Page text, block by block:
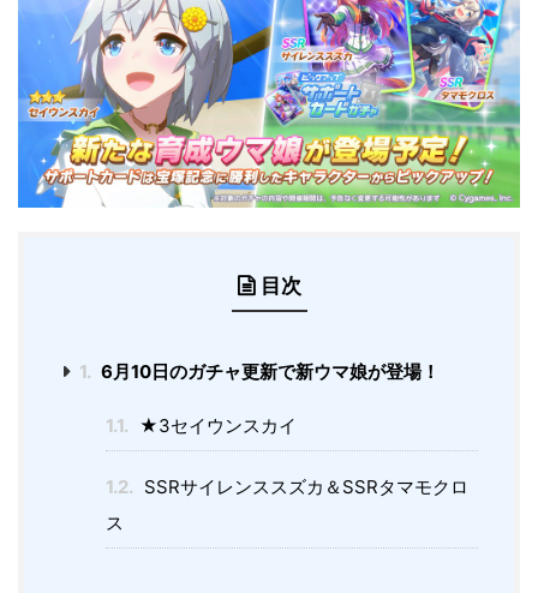
目次
1. 6月10日のガチャ更新で新ウマ娘が登場！
1.1. ★3セイウンスカイ
1.2. SSRサイレンススズカ＆SSRタマモクロ
ス